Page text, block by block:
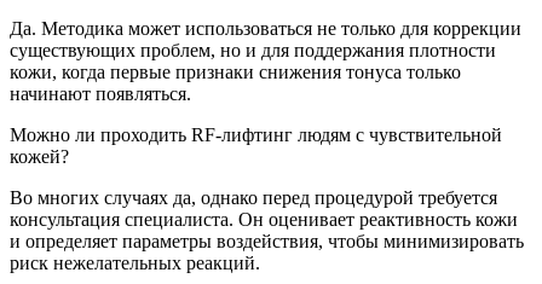
Да. Методика может использоваться не только для коррекции
существующих проблем, но и для поддержания плотности
кожи, когда первые признаки снижения тонуса только
начинают появляться.
Можно ли проходить RF-лифтинг людям с чувствительной
кожей?
Во многих случаях да, однако перед процедурой требуется
консультация специалиста. Он оценивает реактивность кожи
и определяет параметры воздействия, чтобы минимизировать
риск нежелательных реакций.